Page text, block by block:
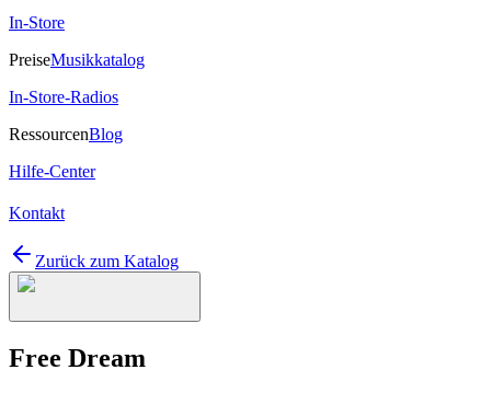
In-Store
PreiseMusikkatalog
In-Store-Radios
RessourcenBlog
Hilfe-Center
Kontakt
Zurück zum Katalog
Free Dream